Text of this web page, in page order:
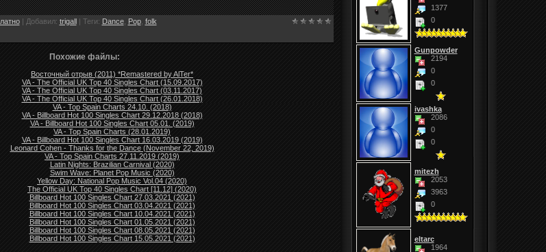
| Добавил: trigall| Теги: Dance, Pop, folk
Похожие файлы:
Восточный отрыв (2011) *Remastered by AlTer*
VA - The Official UK Top 40 Singles Chart (15.09.2017)
VA - The Official UK Top 40 Singles Chart (03.11.2017)
VA - The Official UK Top 40 Singles Chart (26.01.2018)
VA - Top Spain Charts 24.10. (2018)
VA - Billboard Hot 100 Singles Chart 29.12.2018 (2018)
VA - Billboard Hot 100 Singles Chart 05.01. (2019)
VA - Top Spain Charts (28.01.2019)
VA - Billboard Hot 100 Singles Chart 16.03.2019 (2019)
Leonard Cohen - Thanks for the Dance (November 22, 2019)
VA - Top Spain Charts 27.11.2019 (2019)
Latin Nights: Brazilian Carnival (2020)
Swim Wave: Planet Pop Music (2020)
Yellow Day: National Pop Music Vol.04 (2020)
The Official UK Top 40 Singles Chart [11.12] (2020)
Billboard Hot 100 Singles Chart 27.03.2021 (2021)
Billboard Hot 100 Singles Chart 03.04.2021 (2021)
Billboard Hot 100 Singles Chart 10.04.2021 (2021)
Billboard Hot 100 Singles Chart 01.05.2021 (2021)
Billboard Hot 100 Singles Chart 08.05.2021 (2021)
Billboard Hot 100 Singles Chart 15.05.2021 (2021)
1377
0
Gunpowder
2194
0
0
ivashka
2086
0
0
mitezh
2053
3963
0
eltarc
1964